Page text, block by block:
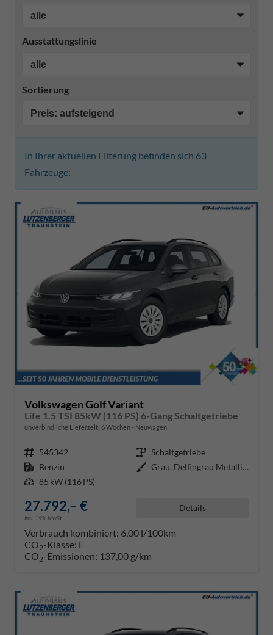
Ausstattungslinie
Sortierung
In Ihrer aktuellen Filterung befinden sich 63
Fahrzeuge:
Volkswagen Golf Variant
Life 1.5 TSI 85kW (116 PS) 6-Gang Schaltgetriebe
unverbindliche Lieferzeit: 6 Wochen Neuwagen
Fahrzeugnr. 545342 Getriebe Schaltgetriebe
Kraftstoff Benzin Außenfarbe
Grau, Delfingrau Metallic (B0)
Leistung 85 kW (116 PS)
27.792,– €
incl. 19% MwSt.
Details
Verbrauch kombiniert: 6,00 l/100km
CO2-Klasse: E
CO2-Emissionen: 137,00 g/km